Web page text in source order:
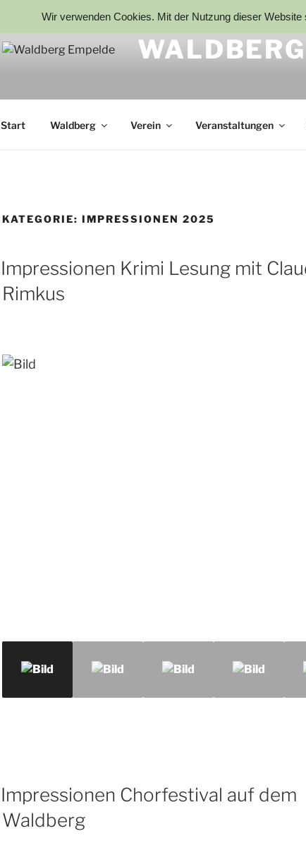
Start Waldberg Verein Veranstaltungen
KATEGORIE: IMPRESSIONEN 2025
Impressionen Krimi Lesung mit
Rimkus
Impressionen Chorfestival auf dem
Waldberg
Wir verwenden Cookies. Mit der Nutzung dieser